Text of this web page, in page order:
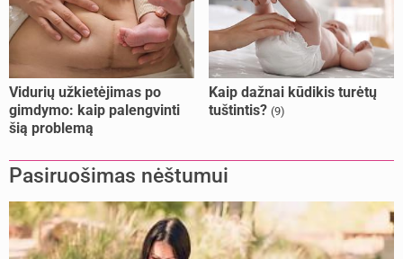
Vidurių užkietėjimas po
gimdymo: kaip palengvinti
šią problemą
Kaip dažnai kūdikis turėtų
tuštintis? (9)
Pasiruošimas nėštumui